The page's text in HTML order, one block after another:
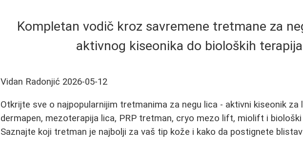
Kompletan vodič kroz savremene tretmane za
aktivnog kiseonika do bioloških terapija
Vidan Radonjić 2026-05-12
Otkrijte sve o najpopularnijim tretmanima za negu lica - aktivni kiseonik za
dermapen, mezoterapija lica, PRP tretman, cryo mezo lift, miolift i
Saznajte koji tretman je najbolji za vaš tip kože i kako da postignete